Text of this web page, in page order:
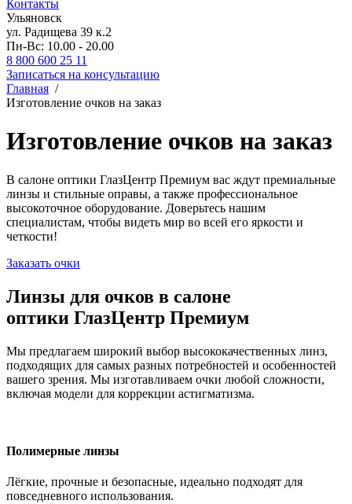
Контакты
Ульяновск
ул. Радищева 39 к.2
Пн-Вс: 10.00 - 20.00
8 800 600 25 11
Записаться на консультацию
Главная /
Изготовление очков на заказ
Изготовление очков на заказ
В салоне оптики ГлазЦентр Премиум вас ждут премиальные
линзы и стильные оправы, а также профессиональное
высокоточное оборудование. Доверьтесь нашим
специалистам, чтобы видеть мир во всей его яркости и
четкости!
Заказать очки
Линзы для очков в салоне
оптики ГлазЦентр Премиум
Мы предлагаем широкий выбор высококачественных линз,
подходящих для самых разных потребностей и особенностей
вашего зрения. Мы изготавливаем очки любой сложности,
включая модели для коррекции астигматизма.
Полимерные линзы
Лёгкие, прочные и безопасные, идеально подходят для
повседневного использования.